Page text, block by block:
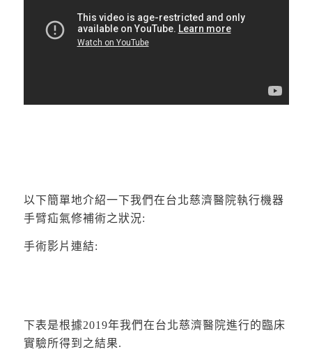
以下簡單地介紹一下我們在台北慈濟醫院執行機器
手臂疝氣修補術之狀況:
手術影片連結:
下表是根據2019年我們在台北慈濟醫院進行的臨床
實驗所得到之結果.